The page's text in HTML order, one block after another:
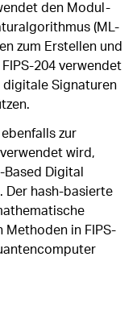
den Modul-
(ML-
zum Erstellen und
204 verwendet
Signaturen
zur
wird,
Digital
Der hash-basierte
in FIPS-